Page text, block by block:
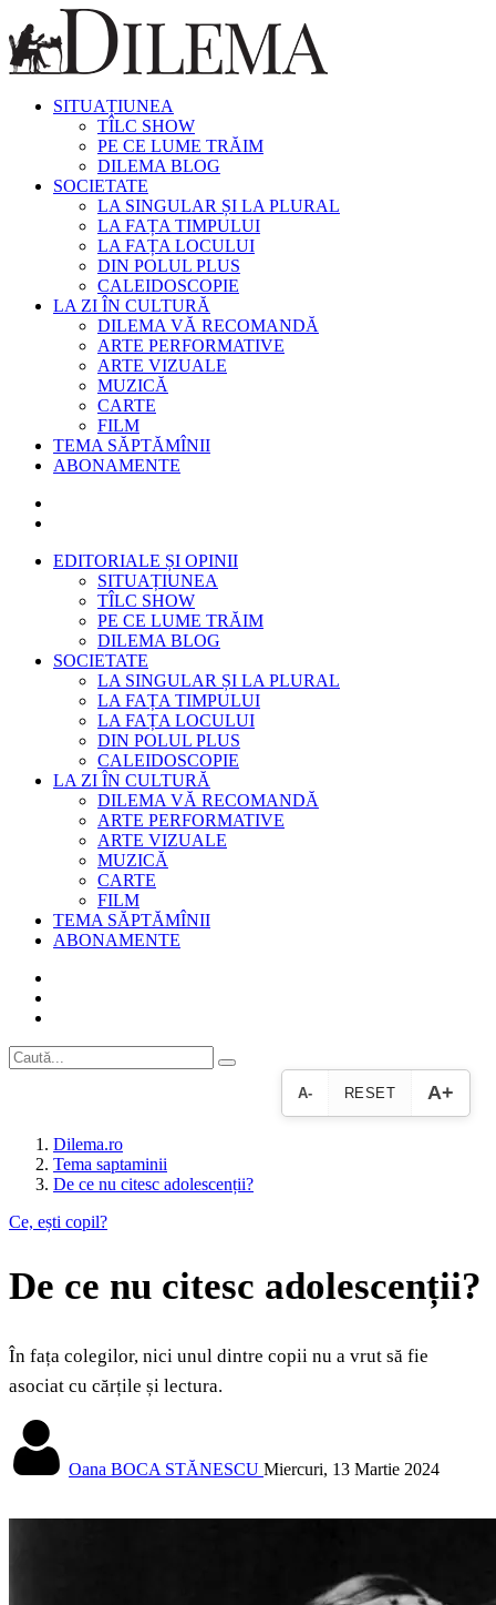
SITUAȚIUNEA
TÎLC SHOW
PE CE LUME TRĂIM
DILEMA BLOG
SOCIETATE
LA SINGULAR ȘI LA PLURAL
LA FAȚA TIMPULUI
LA FAȚA LOCULUI
DIN POLUL PLUS
CALEIDOSCOPIE
LA ZI ÎN CULTURĂ
DILEMA VĂ RECOMANDĂ
ARTE PERFORMATIVE
ARTE VIZUALE
MUZICĂ
CARTE
FILM
TEMA SĂPTĂMÎNII
ABONAMENTE
EDITORIALE ȘI OPINII
SITUAȚIUNEA
TÎLC SHOW
PE CE LUME TRĂIM
DILEMA BLOG
SOCIETATE
LA SINGULAR ȘI LA PLURAL
LA FAȚA TIMPULUI
LA FAȚA LOCULUI
DIN POLUL PLUS
CALEIDOSCOPIE
LA ZI ÎN CULTURĂ
DILEMA VĂ RECOMANDĂ
ARTE PERFORMATIVE
ARTE VIZUALE
MUZICĂ
CARTE
FILM
TEMA SĂPTĂMÎNII
ABONAMENTE
A- RESET A+
Dilema.ro
Tema saptaminii
De ce nu citesc adolescenții?
Ce, ești copil?
De ce nu citesc adolescenții?
În fața colegilor, nici unul dintre copii nu a vrut să fie
asociat cu cărțile și lectura.
Oana BOCA STĂNESCU Miercuri, 13 Martie 2024